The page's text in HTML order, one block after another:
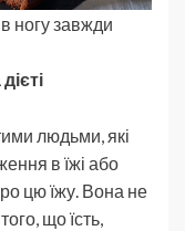
в ногу завжди
людьми, які
в їжі або
цю їжу. Вона не
що їсть,